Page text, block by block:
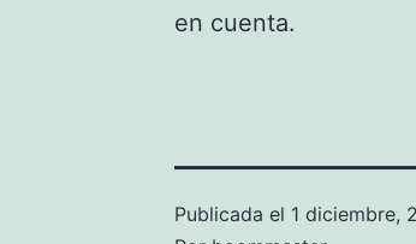
en cuenta.
Publicada el 1 diciembre,